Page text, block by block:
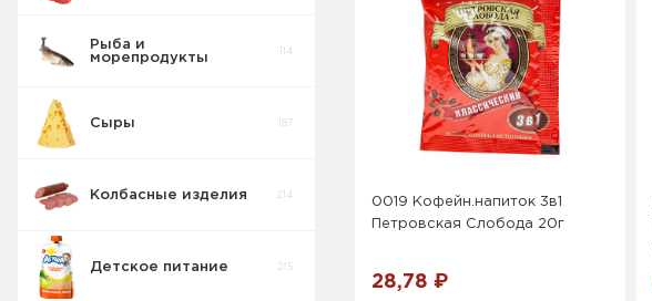
Рыба и
морепродукты
114
Сыры 187
Колбасные изделия 214
Детское питание 215
0019 Кофейн.напиток 3в1
Петровская Слобода 20г
28,78 ₽